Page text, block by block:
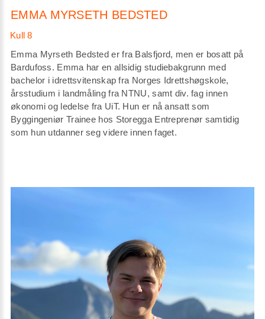
EMMA MYRSETH BEDSTED
Emma Myrseth Bedsted er fra Balsfjord, men er bosatt på
Bardufoss. Emma har en allsidig studiebakgrunn med
bachelor i idrettsvitenskap fra Norges Idrettshøgskole,
årsstudium i landmåling fra NTNU, samt div. fag innen
økonomi og ledelse fra UiT. Hun er nå ansatt som
Byggingeniør Trainee hos Storegga Entreprenør samtidig
som hun utdanner seg videre innen faget.